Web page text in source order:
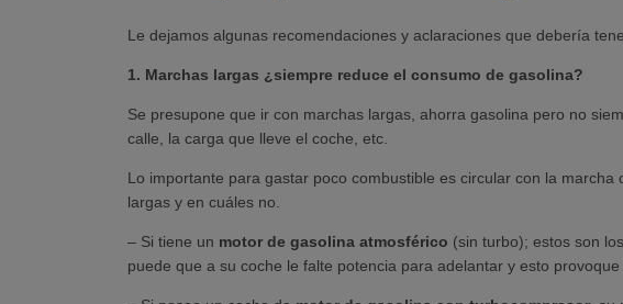
Le dejamos algunas recomendaciones y aclaraciones que debería
1. Marchas largas ¿siempre reduce el consumo de gasolina?
Se presupone que ir con marchas largas, ahorra gasolina pero no
calle, la carga que lleve el coche, etc.
Lo importante para gastar poco combustible es circular con la
largas y en cuáles no.
– Si tiene un motor de gasolina atmosférico (sin turbo); estos son
puede que a su coche le falte potencia para adelantar y esto